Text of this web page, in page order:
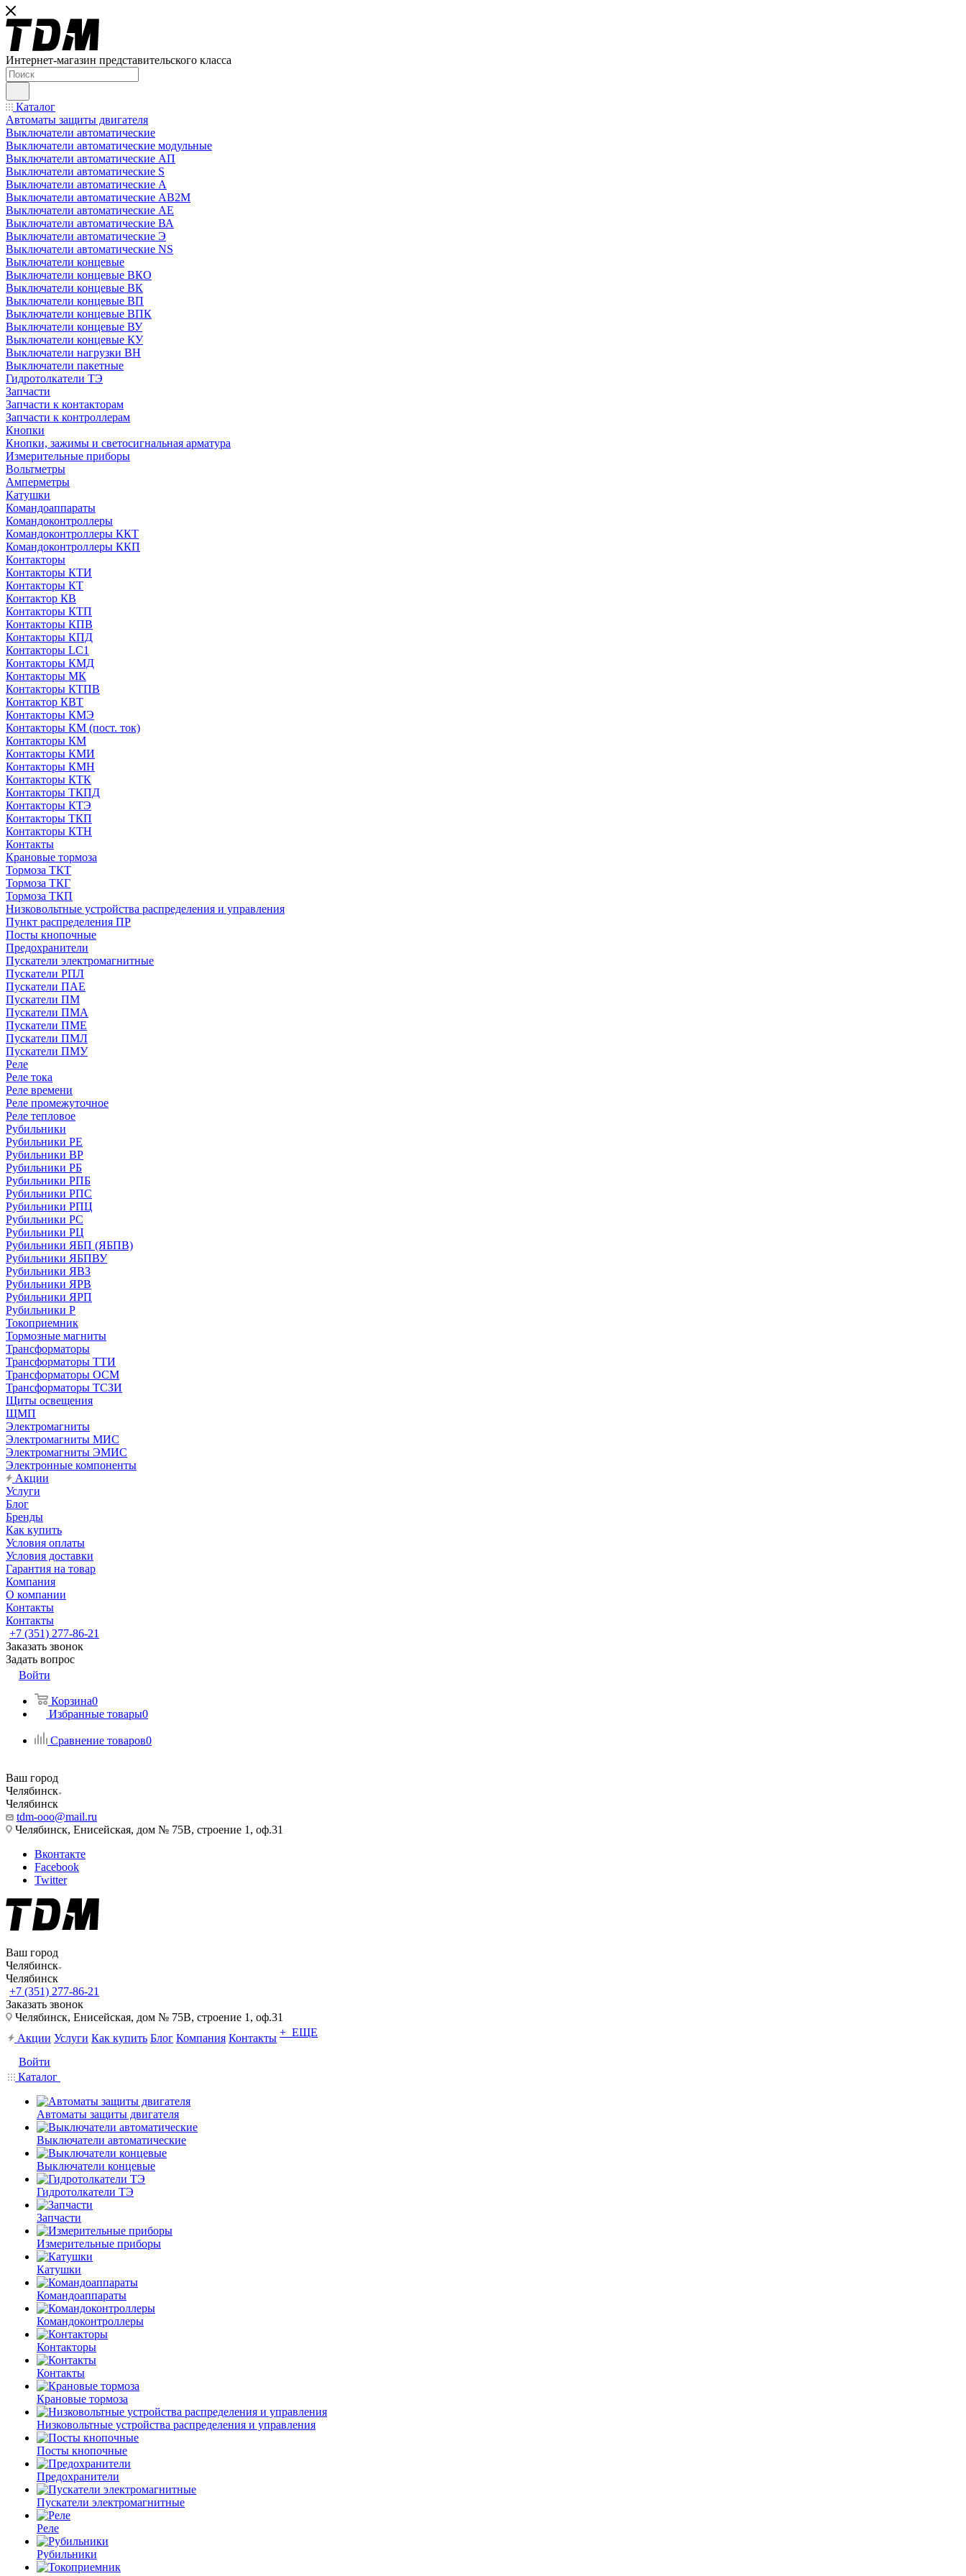
Интернет-магазин представительского класса
Каталог
Автоматы защиты двигателя
Выключатели автоматические
Выключатели автоматические модульные
Выключатели автоматические АП
Выключатели автоматические S
Выключатели автоматические А
Выключатели автоматические АВ2М
Выключатели автоматические АЕ
Выключатели автоматические ВА
Выключатели автоматические Э
Выключатели автоматические NS
Выключатели концевые
Выключатели концевые ВКО
Выключатели концевые ВК
Выключатели концевые ВП
Выключатели концевые ВПК
Выключатели концевые ВУ
Выключатели концевые КУ
Выключатели нагрузки ВН
Выключатели пакетные
Гидротолкатели ТЭ
Запчасти
Запчасти к контакторам
Запчасти к контроллерам
Кнопки
Кнопки, зажимы и светосигнальная арматура
Измерительные приборы
Вольтметры
Амперметры
Катушки
Командоаппараты
Командоконтроллеры
Командоконтроллеры ККТ
Командоконтроллеры ККП
Контакторы
Контакторы КТИ
Контакторы КТ
Контактор КВ
Контакторы КТП
Контакторы КПВ
Контакторы КПД
Контакторы LC1
Контакторы КМД
Контакторы МК
Контакторы КТПВ
Контактор КВТ
Контакторы КМЭ
Контакторы КМ (пост. ток)
Контакторы КМ
Контакторы КМИ
Контакторы КМН
Контакторы КТК
Контакторы ТКПД
Контакторы КТЭ
Контакторы ТКП
Контакторы КТН
Контакты
Крановые тормоза
Тормоза ТКТ
Тормоза ТКГ
Тормоза ТКП
Низковольтные устройства распределения и управления
Пункт распределения ПР
Посты кнопочные
Предохранители
Пускатели электромагнитные
Пускатели РПЛ
Пускатели ПАЕ
Пускатели ПМ
Пускатели ПМА
Пускатели ПМЕ
Пускатели ПМЛ
Пускатели ПМУ
Реле
Реле тока
Реле времени
Реле промежуточное
Реле тепловое
Рубильники
Рубильники РЕ
Рубильники ВР
Рубильники РБ
Рубильники РПБ
Рубильники РПС
Рубильники РПЦ
Рубильники РС
Рубильники РЦ
Рубильники ЯБП (ЯБПВ)
Рубильники ЯБПВУ
Рубильники ЯВЗ
Рубильники ЯРВ
Рубильники ЯРП
Рубильники Р
Токоприемник
Тормозные магниты
Трансформаторы
Трансформаторы ТТИ
Трансформаторы ОСМ
Трансформаторы ТСЗИ
Щиты освещения
ЩМП
Электромагниты
Электромагниты МИС
Электромагниты ЭМИС
Электронные компоненты
Акции
Услуги
Блог
Бренды
Как купить
Условия оплаты
Условия доставки
Гарантия на товар
Компания
О компании
Контакты
Контакты
+7 (351) 277-86-21
Заказать звонок
Задать вопрос
Войти
Корзина0
Избранные товары0
Сравнение товаров0
Ваш город
Челябинск
Челябинск
tdm-ooo@mail.ru
Челябинск, Енисейская, дом № 75В, строение 1, оф.31
Вконтакте
Facebook
Twitter
Ваш город
Челябинск
Челябинск
+7 (351) 277-86-21
Заказать звонок
Челябинск, Енисейская, дом № 75В, строение 1, оф.31
Акции Услуги Как купить Блог Компания Контакты + ЕЩЕ
Войти
Каталог
Автоматы защиты двигателя
Выключатели автоматические
Выключатели концевые
Гидротолкатели ТЭ
Запчасти
Измерительные приборы
Катушки
Командоаппараты
Командоконтроллеры
Контакторы
Контакты
Крановые тормоза
Низковольтные устройства распределения и управления
Посты кнопочные
Предохранители
Пускатели электромагнитные
Реле
Рубильники